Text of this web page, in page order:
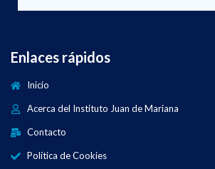
Enlaces rápidos
Inicio
Acerca del Instituto Juan de Mariana
Contacto
Política de Cookies